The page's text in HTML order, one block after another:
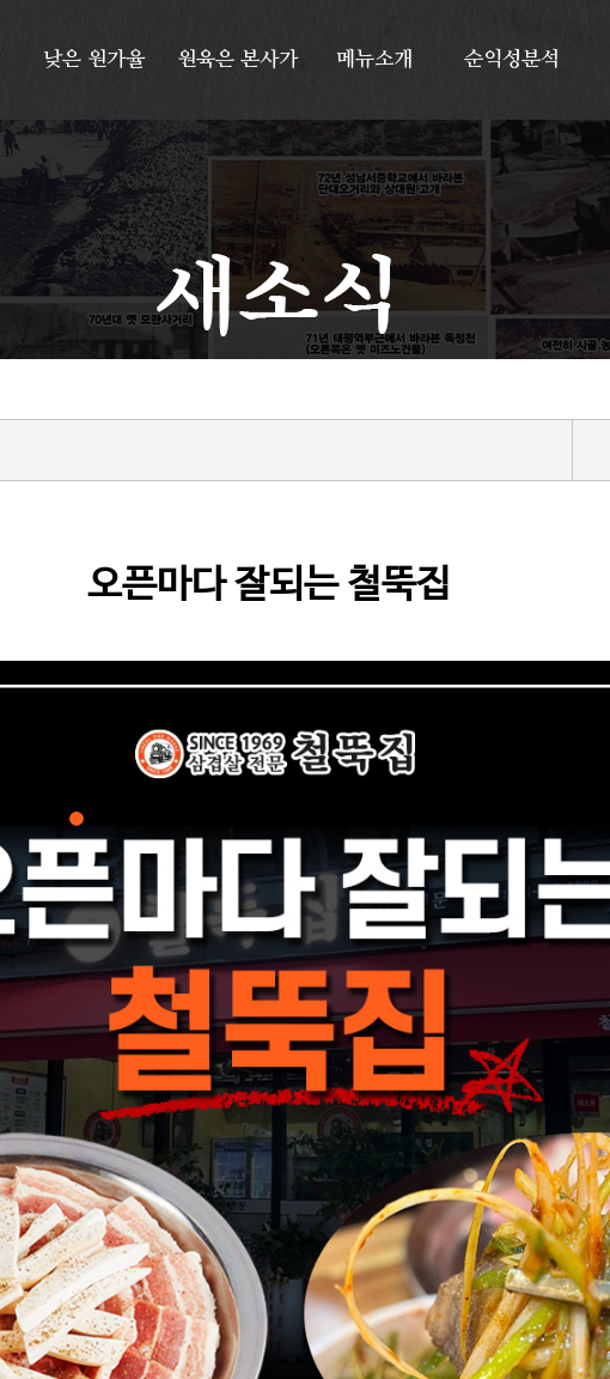
낮은 원가율 원육은 본사가 메뉴소개 순익성분석
오픈마다 잘되는 철뚝집